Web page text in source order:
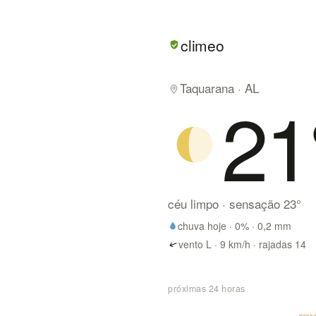
Em Taquarana/AL hoje: céu
climeo
Taquarana · AL21
céu limpo · sensação 23°
chuva hoje · 0% · 0,2 mm
vento L · 9 km/h · rajadas 14
próximas 24 horas